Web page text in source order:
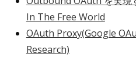
In The Free World
OAuth Proxy(Google
Research)